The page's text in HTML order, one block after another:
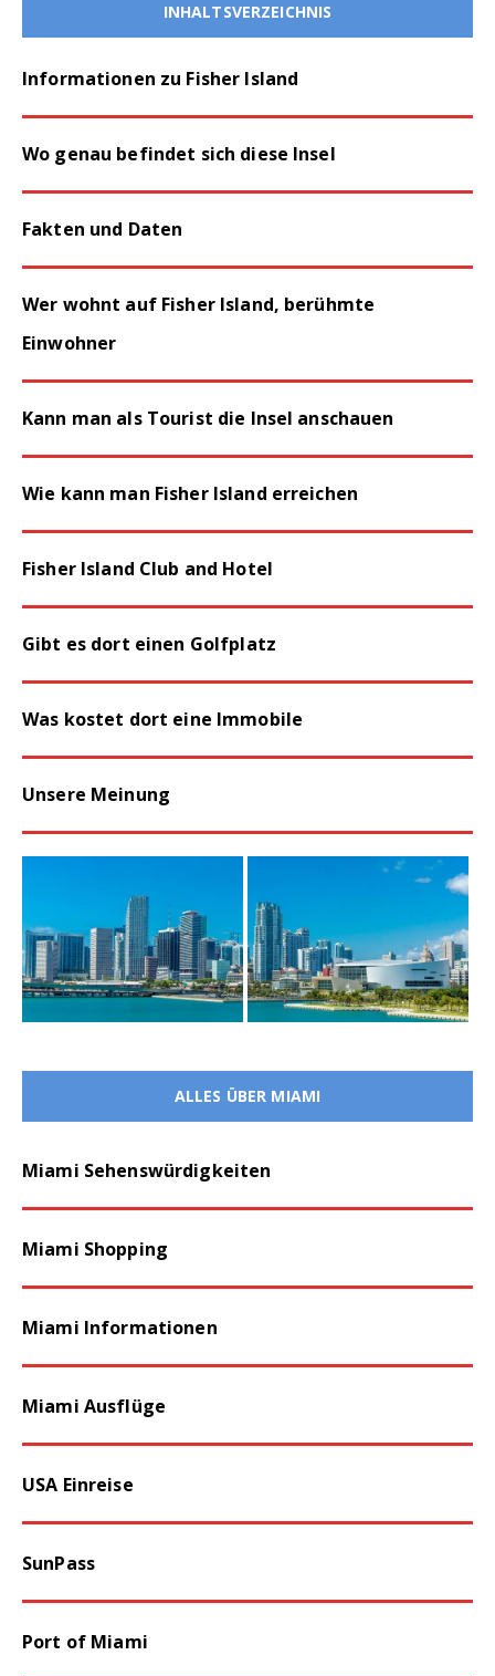
INHALTSVERZEICHNIS
Informationen zu Fisher Island
Wo genau befindet sich diese Insel
Fakten und Daten
Wer wohnt auf Fisher Island, berühmte
Einwohner
Kann man als Tourist die Insel anschauen
Wie kann man Fisher Island erreichen
Fisher Island Club and Hotel
Gibt es dort einen Golfplatz
Was kostet dort eine Immobile
Unsere Meinung
ALLES ÜBER MIAMI
Miami Sehenswürdigkeiten
Miami Shopping
Miami Informationen
Miami Ausflüge
USA Einreise
SunPass
Port of Miami